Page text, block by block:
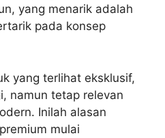
yang menarik adalah
pada konsep
yang terlihat eksklusif,
namun tetap relevan
Inilah alasan
mulai